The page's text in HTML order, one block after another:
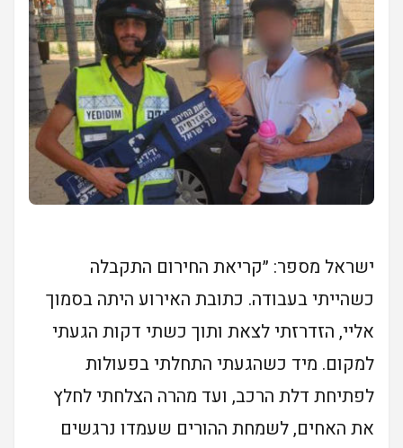
ישראל מספר: ״קריאת החירום התקבלה
כשהייתי בעבודה. כתובת האירוע היתה בסמוך
אליי, הזדרזתי לצאת ותוך כשתי דקות הגעתי
למקום. מיד כשהגעתי התחלתי בפעולות
לפתיחת דלת הרכב, ועד מהרה הצלחתי לחלץ
את האחים, לשמחת ההורים שעמדו נרגשים